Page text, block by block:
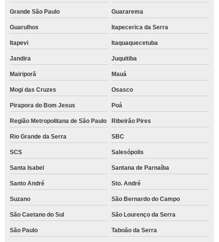
Grande São Paulo Guararema
Guarulhos Itapecerica da Serra
Itapevi Itaquaquecetuba
Jandira Juquitiba
Mairiporã Mauá
Mogi das Cruzes Osasco
Pirapora do Bom Jesus Poá
Região Metropolitana de São Paulo Ribeirão Pires
Rio Grande da Serra SBC
SCS Salesópolis
Santa Isabel Santana de Parnaíba
Santo André Sto. André
Suzano São Bernardo do Campo
São Caetano do Sul São Lourenço da Serra
São Paulo Taboão da Serra